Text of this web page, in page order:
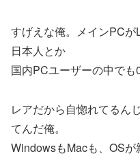
すげえな俺。メインPC
日本人とか
国内PCユーザーの中でも
レアだから自惚れてるん
てんだ俺。
WindowsもMacも、OSが